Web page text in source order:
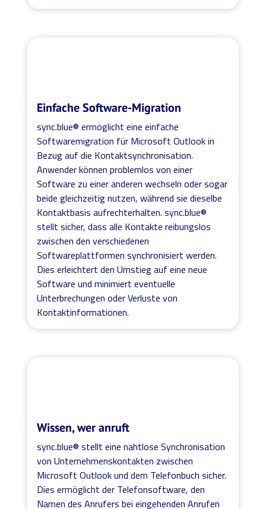
Einfache Software-Migration
sync.blue® ermöglicht eine einfache
Softwaremigration für Microsoft Outlook in
Bezug auf die Kontaktsynchronisation.
Anwender können problemlos von einer
Software zu einer anderen wechseln oder sogar
beide gleichzeitig nutzen, während sie dieselbe
Kontaktbasis aufrechterhalten. sync.blue®
stellt sicher, dass alle Kontakte reibungslos
zwischen den verschiedenen
Softwareplattformen synchronisiert werden.
Dies erleichtert den Umstieg auf eine neue
Software und minimiert eventuelle
Unterbrechungen oder Verluste von
Kontaktinformationen.
Wissen, wer anruft
sync.blue® stellt eine nahtlose Synchronisation
von Unternehmenskontakten zwischen
Microsoft Outlook und dem Telefonbuch sicher.
Dies ermöglicht der Telefonsoftware, den
Namen des Anrufers bei eingehenden Anrufen